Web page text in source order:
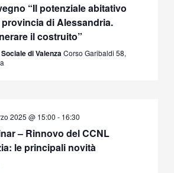
“Il potenziale abitativo
di Alessandria.
il costruito”
di ValenzaCorso Garibaldi 58,
2025 @ 15:00 - 16:30
– Rinnovo del CCNL
le principali novità